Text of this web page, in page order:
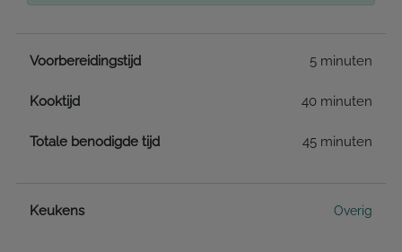
Voorbereidingstijd 5 minuten
Kooktijd 40 minuten
Totale benodigde tijd 45 minuten
Keukens Overig